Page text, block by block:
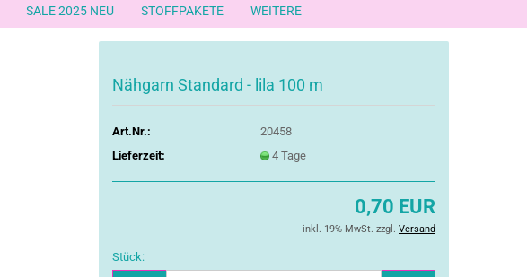
SALE 2025 NEU STOFFPAKETE WEITERE
Nähgarn Standard - lila 100 m
Art.Nr.:
20458
Lieferzeit:
4 Tage
0,70 EUR
inkl. 19% MwSt. zzgl. Versand
Stück: